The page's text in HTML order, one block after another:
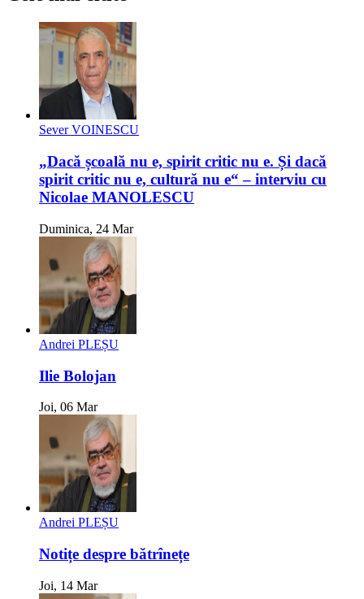
Sever VOINESCU
„Dacă școală nu e, spirit critic nu e. Și dacă
spirit critic nu e, cultură nu e“ – interviu cu
Nicolae MANOLESCU
Duminica, 24 Mar
Andrei PLEȘU
Ilie Bolojan
Joi, 06 Mar
Andrei PLEȘU
Notițe despre bătrînețe
Joi, 14 Mar